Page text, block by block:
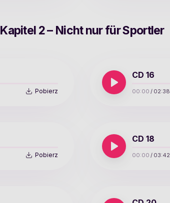
Kapitel 2 – Nicht nur für Sportler
Pobierz
CD 16
00:00 / 02:38
Pobierz
CD 18
00:00 / 03:42